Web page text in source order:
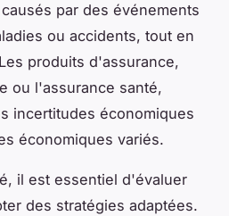
par des événements
ou accidents, tout en
produits d'assurance,
ou l'assurance santé,
incertitudes économiques
économiques variés.
il est essentiel d'évaluer
des stratégies adaptées.